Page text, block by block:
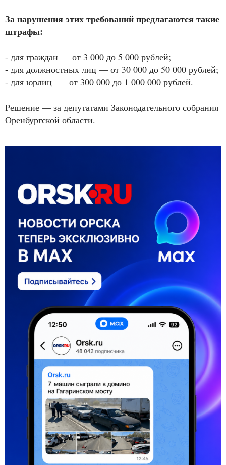
За нарушения этих требований предлагаются такие
штрафы:
- для граждан — от 3 000 до 5 000 рублей;
- для должностных лиц — от 30 000 до 50 000 рублей;
- для юрлиц — от 300 000 до 1 000 000 рублей.
Решение — за депутатами Законодательного собрания
Оренбургской области.